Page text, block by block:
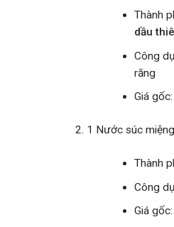
Thành
dầu
Công
răng
Giá gốc
1 Nước súc
Thành
Công
Giá gốc